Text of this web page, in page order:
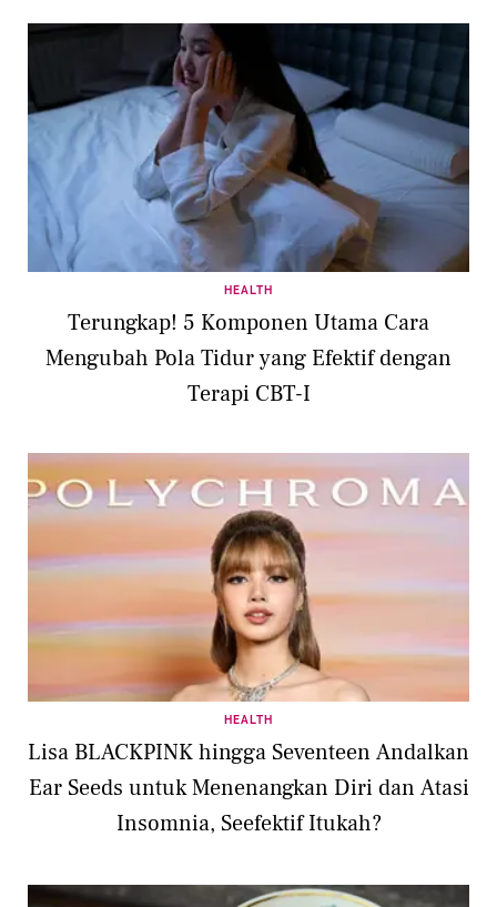
HEALTH
Terungkap! 5 Komponen Utama Cara
Mengubah Pola Tidur yang Efektif dengan
Terapi CBT-I
HEALTH
Lisa BLACKPINK hingga Seventeen Andalkan
Ear Seeds untuk Menenangkan Diri dan Atasi
Insomnia, Seefektif Itukah?